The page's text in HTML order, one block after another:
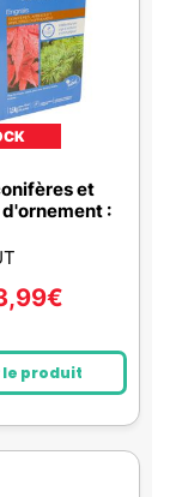
et
:
€
le produit